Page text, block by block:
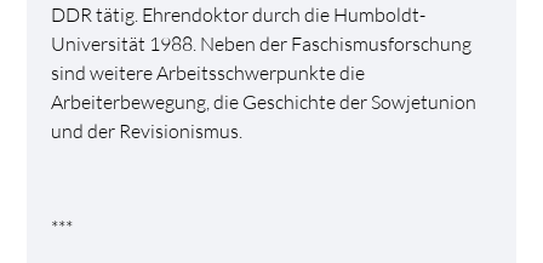
DDR tätig. Ehrendoktor durch die Humboldt-
Universität 1988. Neben der Faschismusforschung
sind weitere Arbeitsschwerpunkte die
Arbeiterbewegung, die Geschichte der Sowjetunion
und der Revisionismus.
***